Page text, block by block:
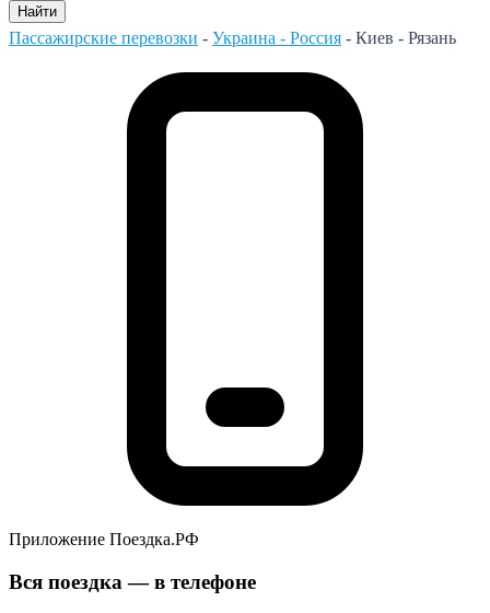
Найти
Пассажирские перевозки - Украина - Россия - Киев - Рязань
Приложение Поездка.РФ
Вся поездка — в телефоне